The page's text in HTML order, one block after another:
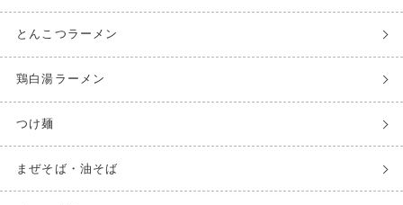
とんこつラーメン
鶏白湯ラーメン
つけ麺
まぜそば・油そば